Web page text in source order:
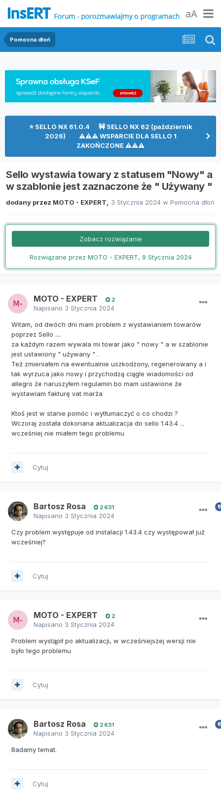
aA
Pomocna dłoń
⭐ SELLO NX 61.0.4 🚧 SELLO NX 62 (październik
2026) ⚠⚠⚠ WSPARCIE DLA SELLO 1
ZAKOŃCZONE ⚠⚠⚠
Sello wystawia towary z statusem "Nowy" a
w szablonie jest zaznaczone że " Używany "
dodany przez MOTO - EXPERT 3 Stycznia 2024 w Pomocna dłoń
Zobacz rozwiązanie
Rozwiązane przez MOTO - EXPERT, 9 Stycznia 2024
MOTO - EXPERT 2
Napisano 3 Stycznia 2024
Witam, od dwóch dni mam problem z wystawianiem towarów
poprzez Sello ....
za każdym razem wywala mi towar jako " nowy " a w szablonie
jest ustawiony " używany " .
Też zmieniałem na ewentualnie uszkodzony, regenerowany a i
tak wyrzuca jako nowy i przychodzą ciągle wiadomości od
allegro że naruszyłem regulamin bo mam ustawione że
wystawiam fakturę vat marża
Ktoś jest w stanie pomóc i wytłumaczyć o co chodzi ?
Wczoraj została dokonana aktualizacja do sello 1.43.4 ...
wcześniej nie miałem tego problemu
Cytuj
Bartosz Rosa 2 631
Napisano 3 Stycznia 2024
Czy problem występuje od instalacji 1.43.4 czy występował już
wcześniej?
Cytuj
MOTO - EXPERT 2
Napisano 3 Stycznia 2024
Problem wystąpił po aktualizacji, w wcześniejszej wersji nie
było tego problemu
Cytuj
Bartosz Rosa 2 631
Napisano 3 Stycznia 2024
Badamy temat.
Cytuj